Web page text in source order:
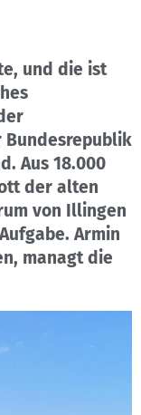
und die ist
Bundesrepublik
Aus 18.000
der alten
von Illingen
Armin
managt die